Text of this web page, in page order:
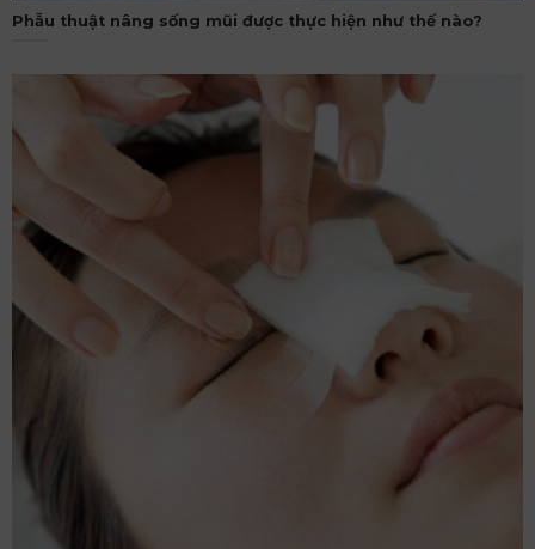
Phẫu thuật nâng sống mũi được thực hiện như thế nào?